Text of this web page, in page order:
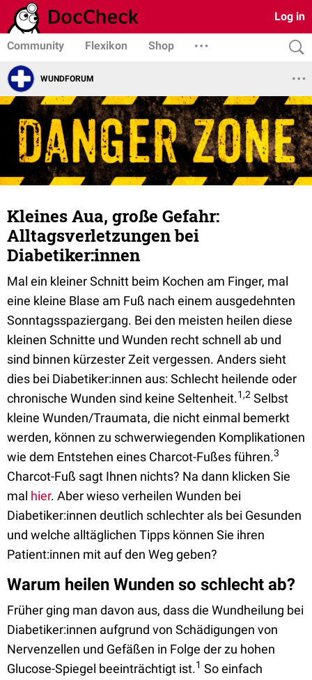
Log in
Community Flexikon Shop
WUNDFORUM
Kleines Aua, große Gefahr:
Alltagsverletzungen bei
Diabetiker:innen
Mal ein kleiner Schnitt beim Kochen am Finger, mal
eine kleine Blase am Fuß nach einem ausgedehnten
Sonntagsspaziergang. Bei den meisten heilen diese
kleinen Schnitte und Wunden recht schnell ab und
sind binnen kürzester Zeit vergessen. Anders sieht
dies bei Diabetiker:innen aus: Schlecht heilende oder
chronische Wunden sind keine Seltenheit.1,2 Selbst
kleine Wunden/Traumata, die nicht einmal bemerkt
werden, können zu schwerwiegenden Komplikationen
wie dem Entstehen eines Charcot-Fußes führen.3
Charcot-Fuß sagt Ihnen nichts? Na dann klicken Sie
mal hier. Aber wieso verheilen Wunden bei
Diabetiker:innen deutlich schlechter als bei Gesunden
und welche alltäglichen Tipps können Sie ihren
Patient:innen mit auf den Weg geben?
Warum heilen Wunden so schlecht ab?
Früher ging man davon aus, dass die Wundheilung bei
Diabetiker:innen aufgrund von Schädigungen von
Nervenzellen und Gefäßen in Folge der zu hohen
Glucose-Spiegel beeinträchtigt ist.1 So einfach